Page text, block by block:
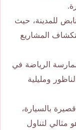
للمدينة، حيث
المشاريع
الرياضة في
ومليلية
بالسيارة،
مثالي لتناول